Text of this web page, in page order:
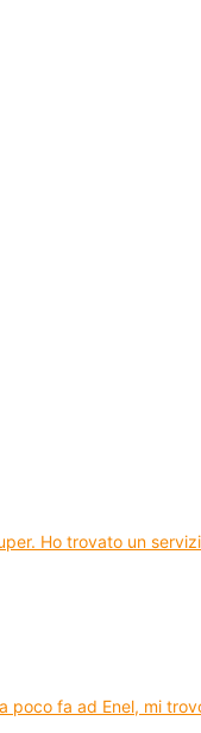
Ho trovato un
poco fa ad Enel, mi